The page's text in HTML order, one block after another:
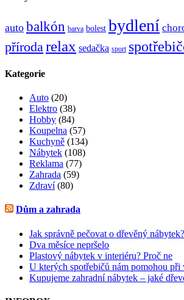
auto balkón barva bolest bydlení
příroda relax sedačka sport
Kategorie
Auto (20)
Elektro (38)
Hobby (84)
Koupelna (57)
Kuchyně (134)
Nábytek (108)
Reklama (77)
Zahrada (59)
Zdraví(80)
Dům a zahrada
Jak správně pečovat o dřevěný nábytek?
Dva měsíce nepršelo
Plastový nábytek v interiéru? Proč ne
U kterých spotřebičů nám pomohou při
Kupujeme zahradní nábytek – jaké